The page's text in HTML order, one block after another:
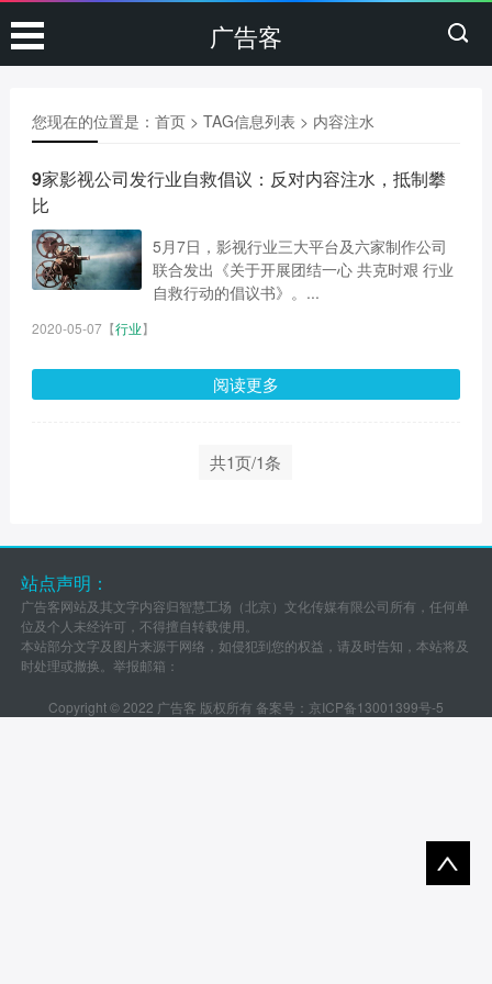
广告客
您现在的位置是： 首页> TAG信息列表 > 内容注水
9家影视公司发行业自救倡议：反对内容注水，抵制攀
比
5月7日，影视行业三大平台及六家制作公司
联合发出《关于开展团结一心 共克时艰 行业
自救行动的倡议书》。...
2020-05-07【行业】
阅读更多
共1页/1条
站点声明：
广告客网站及其文字内容归智慧工场（北京）文化传媒有限公司所有，任何单
位及个人未经许可，不得擅自转载使用。
本站部分文字及图片来源于网络，如侵犯到您的权益，请及时告知，本站将及
时处理或撤换。举报邮箱：
Copyright © 2022 广告客 版权所有 备案号： 京ICP备13001399号-5